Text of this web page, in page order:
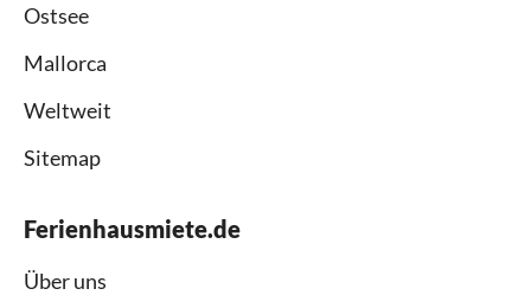
Ostsee
Mallorca
Weltweit
Sitemap
Ferienhausmiete.de
Über uns